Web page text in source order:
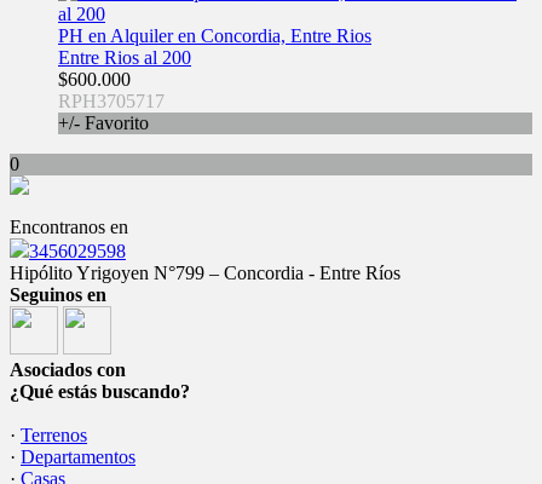
PH en Alquiler en Concordia, Entre Rios
Entre Rios al 200
$600.000
RPH3705717
+/- Favorito
0
Encontranos en
3456029598
Hipólito Yrigoyen N°799 – Concordia - Entre Ríos
Seguinos en
Asociados con
¿Qué estás buscando?
· Terrenos
· Departamentos
· Casas